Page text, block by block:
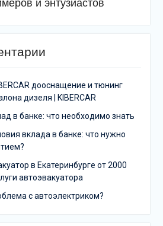
и энтузиастов
дооснащение и тюнинг
дизеля | KIBERCAR
в банке: что необходимо знать
вклада в банке: что нужно
в Екатеринбурге от 2000
автоэвакуатора
с автоэлектриком?